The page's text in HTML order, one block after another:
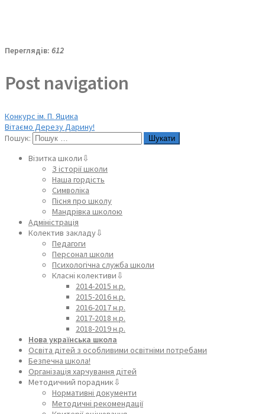
Переглядів: 612
Post navigation
Конкурс ім. П. Яцика
Вітаємо Дерезу Дарину!
Пошук:
Візитка школи⇩
З історії школи
Наша гордість
Символіка
Пісня про школу
Мандрівка школою
Адміністрація
Колектив закладу⇩
Педагоги
Персонал школи
Психологічна служба школи
Класні колективи⇩
2014-2015 н.р.
2015-2016 н.р.
2016-2017 н.р.
2017-2018 н.р.
2018-2019 н.р.
Нова українська школа
Освіта дітей з особливими освітніми потребами
Безпечна школа!
Організація харчування дітей
Методичний порадник⇩
Нормативні документи
Методичні рекомендації